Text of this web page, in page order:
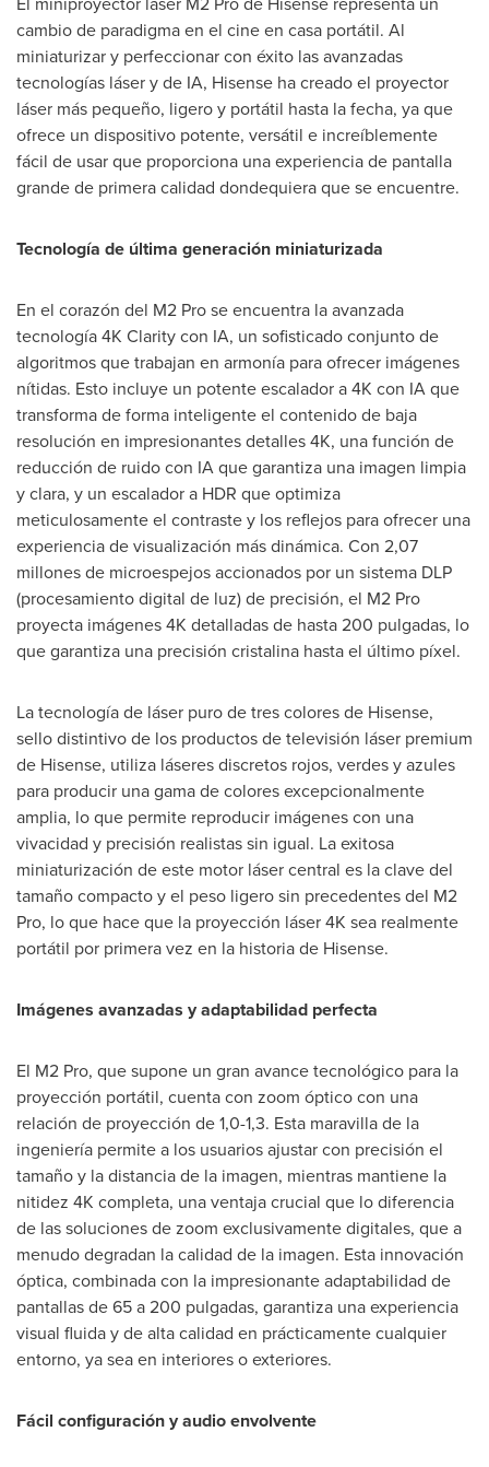
cambio de paradigma en el cine en casa portátil. Al
miniaturizar y perfeccionar con éxito las avanzadas
tecnologías láser y de IA, Hisense ha creado el proyector
láser más pequeño, ligero y portátil hasta la fecha, ya que
ofrece un dispositivo potente, versátil e increíblemente
fácil de usar que proporciona una experiencia de pantalla
grande de primera calidad dondequiera que se encuentre.
Tecnología de última generación miniaturizada
En el corazón del M2 Pro se encuentra la avanzada
tecnología4K Clarity con IA, un sofisticado conjunto de
algoritmos que trabajan en armonía para ofrecer imágenes
nítidas. Esto incluye un potente escalador a4K con IA que
transforma de forma inteligente el contenido de baja
resolución en impresionantes detalles4K, una función de
reducción de ruido con IA que garantiza una imagen limpia
y clara, y un escalador a HDR que optimiza
meticulosamente el contraste y los reflejos para ofrecer una
experiencia de visualización más dinámica. Con 2,07
millones de microespejos accionados por un sistema DLP
(procesamiento digital de luz) de precisión, el M2 Pro
proyecta imágenes4K detalladas de hasta 200 pulgadas, lo
que garantiza una precisión cristalina hasta el último píxel.
La tecnología de láser puro de tres colores de Hisense,
sello distintivo de los productos de televisión láser premium
de Hisense, utiliza láseres discretos rojos, verdes y azules
para producir una gama de colores excepcionalmente
amplia, lo que permite reproducir imágenes con una
vivacidad y precisión realistas sin igual. La exitosa
miniaturización de este motor láser central es la clave del
tamaño compacto y el peso ligero sin precedentes del M2
Pro, lo que hace que la proyección láser4K sea realmente
portátil por primera vez en la historia de Hisense.
Imágenes avanzadas y adaptabilidad perfecta
El M2 Pro, que supone un gran avance tecnológico para la
proyección portátil, cuenta con zoom óptico con una
relación de proyección de 1,0-1,3. Esta maravilla de la
ingeniería permite a los usuarios ajustar con precisión el
tamaño y la distancia de la imagen, mientras mantiene la
nitidez 4K completa, una ventaja crucial que lo diferencia
de las soluciones de zoom exclusivamente digitales, que a
menudo degradan la calidad de la imagen. Esta innovación
óptica, combinada con la impresionante adaptabilidad de
pantallas de 65 a 200 pulgadas, garantiza una experiencia
visual fluida y de alta calidad en prácticamente cualquier
entorno, ya sea en interiores o exteriores.
Fácil configuración y audio envolvente